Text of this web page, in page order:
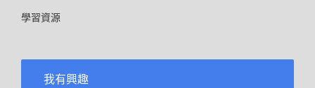
學習資源
我有興趣